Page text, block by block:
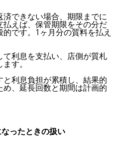
済できない場合、期限までに
払えば、保管期限をその分だ
です。1ヶ月分の質料を払え
て利息を支払い、店側が質札
ます。
と利息負担が累積し、結果的
、延長回数と期間は計画的
ったときの扱い